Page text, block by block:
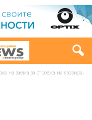
на заема за строежа на язовира,